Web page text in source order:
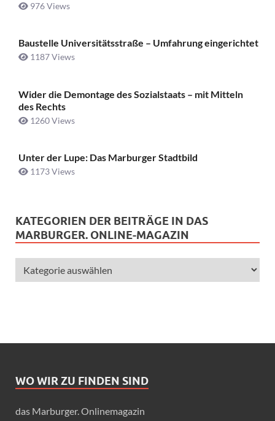
976 Views
Baustelle Universitätsstraße ­– Umfahrung eingerichtet
1187 Views
Wider die Demontage des Sozialstaats – mit Mitteln
des Rechts
1260 Views
Unter der Lupe: Das Marburger Stadtbild
1173 Views
KATEGORIEN DER BEITRÄGE IN DAS
MARBURGER. ONLINE-MAGAZIN
WO WIR ZU FINDEN SIND
das Marburger. Onlinemagazin